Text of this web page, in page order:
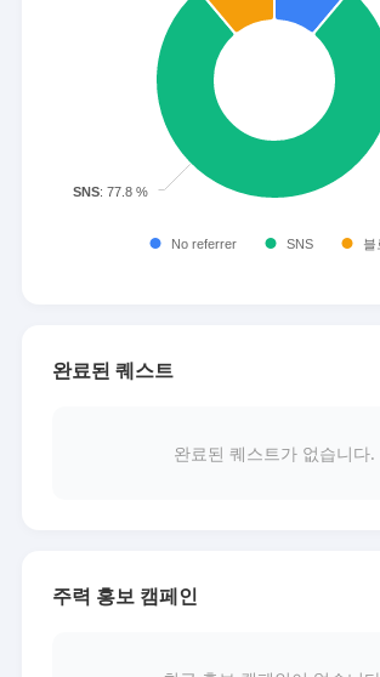
완료된 퀘스트
완료된 퀘스트가 없습니다.
주력 홍보 캠페인